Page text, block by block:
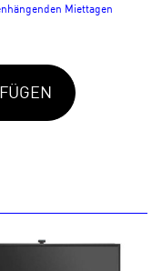
Miettagen